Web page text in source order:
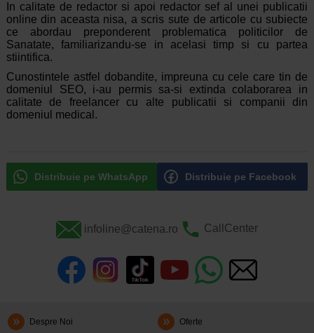
In calitate de redactor si apoi redactor sef al unei publicatii
online din aceasta nisa, a scris sute de articole cu subiecte
ce abordau preponderent problematica politicilor de
Sanatate, familiarizandu-se in acelasi timp si cu partea
stiintifica.
Cunostintele astfel dobandite, impreuna cu cele care tin de
domeniul SEO, i-au permis sa-si extinda colaborarea in
calitate de freelancer cu alte publicatii si companii din
domeniul medical.
Distribuie pe WhatsApp Distribuie pe Facebook
infoline@catena.ro CallCenter
Despre Noi Oferte